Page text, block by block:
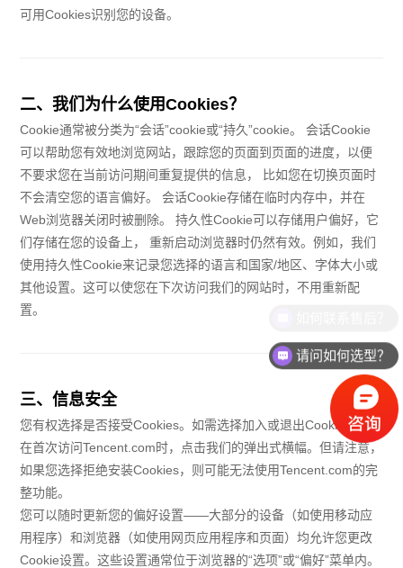
可用Cookies识别您的设备。
二、我们为什么使用Cookies？
Cookie通常被分类为“会话”cookie或“持久”cookie。 会话Cookie
可以帮助您有效地浏览网站，跟踪您的页面到页面的进度，以便
不要求您在当前访问期间重复提供的信息， 比如您在切换页面时
不会清空您的语言偏好。 会话Cookie存储在临时内存中，并在
Web浏览器关闭时被删除。 持久性Cookie可以存储用户偏好，它
们存储在您的设备上， 重新启动浏览器时仍然有效。例如，我们
使用持久性Cookie来记录您选择的语言和国家/地区、字体大小或
其他设置。这可以使您在下次访问我们的网站时，不用重新配
置。
三、信息安全
您有权选择是否接受Cookies。如需选择加入或退出Cookies，请
在首次访问Tencent.com时，点击我们的弹出式横幅。但请注意，
如果您选择拒绝安装Cookies，则可能无法使用Tencent.com的完
整功能。
您可以随时更新您的偏好设置——大部分的设备（如使用移动应
用程序）和浏览器（如使用网页应用程序和页面）均允许您更改
Cookie设置。这些设置通常位于浏览器的“选项”或“偏好”菜单内。
请问如何选型？